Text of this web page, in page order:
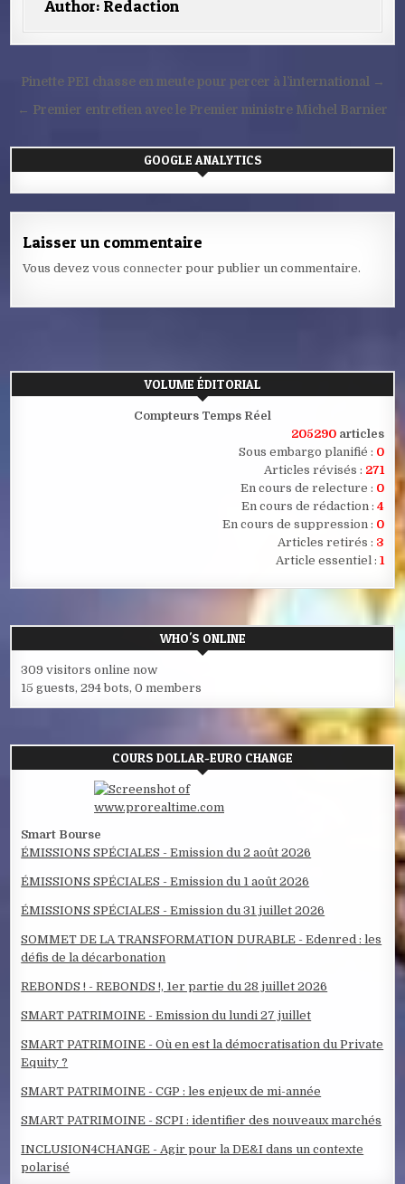
Author: Redaction
Navigation
de
Pinette PEI chasse en meute pour percer à l’international →
← Premier entretien avec le Premier ministre Michel Barnier
GOOGLE ANALYTICS
Laisser un commentaire
Vous devezvous connecter pour publier un commentaire.
VOLUME ÉDITORIAL
Compteurs Temps Réel
205290 articles
Sous embargo planifié : 0
Articles révisés : 271
En cours de relecture : 0
En cours de rédaction : 4
En cours de suppression : 0
Articles retirés : 3
Article essentiel : 1
WHO'S ONLINE
309 visitors online now
15 guests, 294 bots, 0 members
COURS DOLLAR-EURO CHANGE
Smart Bourse
ÉMISSIONS SPÉCIALES - Emission du 2 août 2026
ÉMISSIONS SPÉCIALES - Emission du 1 août 2026
ÉMISSIONS SPÉCIALES - Emission du 31 juillet 2026
SOMMET DE LA TRANSFORMATION DURABLE - Edenred : les
défis de la décarbonation
REBONDS ! - REBONDS !, 1er partie du 28 juillet 2026
SMART PATRIMOINE - Emission du lundi 27 juillet
SMART PATRIMOINE - Où en est la démocratisation du Private
Equity ?
SMART PATRIMOINE - CGP : les enjeux de mi-année
SMART PATRIMOINE - SCPI : identifier des nouveaux marchés
INCLUSION4CHANGE - Agir pour la DE&I dans un contexte
polarisé